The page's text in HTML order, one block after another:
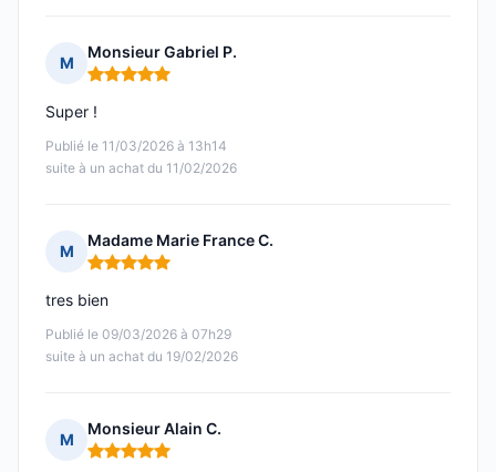
M
Monsieur Gabriel P.
Note : 5 sur 5
Publié le 11/03/2026 à 13h14
suite à un achat du 11/02/2026
Super !
M
Madame Marie France C.
Note : 5 sur 5
Publié le 09/03/2026 à 07h29
suite à un achat du 19/02/2026
tres bien
M
Monsieur Alain C.
Note : 5 sur 5